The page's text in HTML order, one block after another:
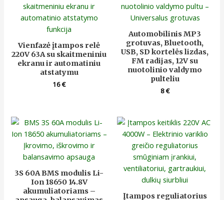
Vienfazė įtampos relė
220V 63A su skaitmeniniu
ekranu ir automatiniu
atstatymu
16€
Automobilinis MP3
grotuvas, Bluetooth,
USB, SD kortelės lizdas,
FM radijas, 12V su
nuotolinio valdymo
pulteliu
8€
3S 60A BMS modulis Li-
Ion 18650 14.8V
akumuliatoriams –
Įtampos reguliatorius